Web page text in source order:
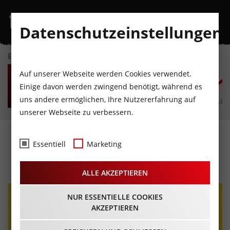
EVENTKALENDER
SO
9
AUGUST
MO
10
AUGUST
DI
11
AUGUST
MI
12
AUGUST
DO
13
AUGUST
Kissin' Dynamite
17.10.2025 - Beginn 20:00 Uhr
Datenschutzeinstellungen
Auf unserer Webseite werden Cookies verwendet.
Einige davon werden zwingend benötigt, während es
uns andere ermöglichen, Ihre Nutzererfahrung auf
unserer Webseite zu verbessern.
Essentiell Marketing
ALLE AKZEPTIEREN
NUR ESSENTIELLE COOKIES
AKZEPTIEREN